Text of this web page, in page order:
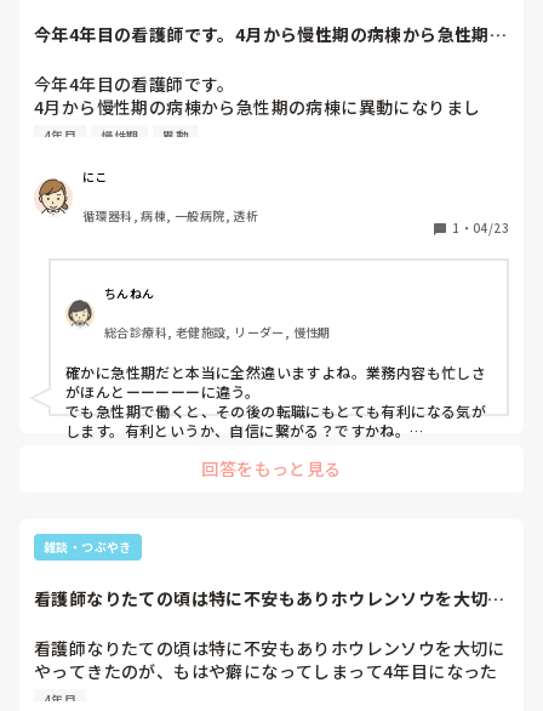
今年4年目の看護師です。4月から慢性期の病棟から急性期の
今年4年目の看護師です。
4月から慢性期の病棟から急性期の病棟に異動になりまし
た。しかし同じ病院内でも業務内容の違いに全然慣れず、毎
辞めるのは早いでしょうか？
4年目 慢性期 異動
にこ
循環器科, 病棟, 一般病院, 透析
1 ・ 04/23
ちんねん
総合診療科, 老健施設, リーダー, 慢性期
確かに急性期だと本当に全然違いますよね。業務内容も忙しさ
がほんとーーーーーに違う。
でも急性期で働くと、その後の転職にもとても有利になる気が
します。有利というか、自信に繋がる？ですかね。
今は本当に辛いと思います。ですが、その後の看護師人生が過
回答をもっと見る
雑談・つぶやき
看護師なりたての頃は特に不安もありホウレンソウを大切に
看護師なりたての頃は特に不安もありホウレンソウを大切に
やってきたのが、もはや癖になってしまって4年目になった
今も行動する前に答え合わせを求める様に相談しに行っちゃ
4年目